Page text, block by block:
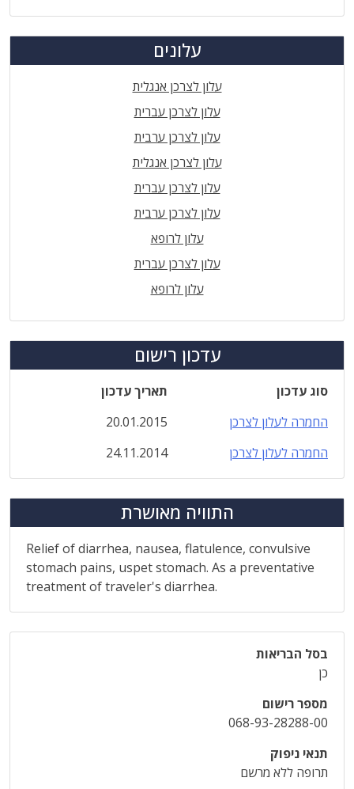
עלונים
עלון לצרכן אנגלית
עלון לצרכן עברית
עלון לצרכן ערבית
עלון לצרכן אנגלית
עלון לצרכן עברית
עלון לצרכן ערבית
עלון לרופא
עלון לצרכן עברית
עלון לרופא
עדכון רישום
סוג עדכון
תאריך עדכון
החמרה לעלון לצרכן
20.01.2015
החמרה לעלון לצרכן
24.11.2014
התוויה מאושרת
Relief of diarrhea, nausea, flatulence, convulsive
stomach pains, uspet stomach. As a preventative
treatment of traveler's diarrhea.
בסל הבריאות
כן
מספר רישום
068-93-28288-00
תנאי ניפוק
תרופה ללא מרשם